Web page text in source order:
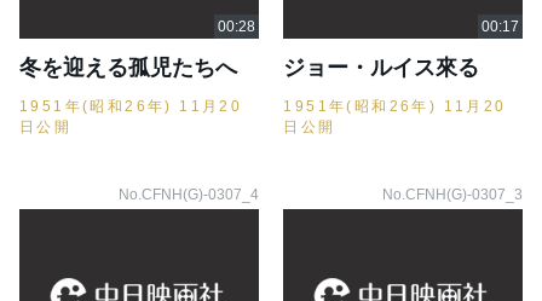
冬を迎える孤児たちへ
1951年(昭和26年) 11月20
日公開
ジョー・ルイス來る
1951年(昭和26年) 11月20
日公開
No.CFNH(G)-0307_4 No.CFNH(G)-0307_3